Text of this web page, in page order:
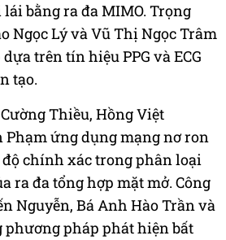
bằng ra đa MIMO. Trọng
Ngọc Lý và Vũ Thị Ngọc Trâm
trên tín hiệu PPG và ECG
tạo.
Thiều, Hồng Việt
Phạm ứng dụng mạng nơ ron
chính xác trong phân loại
ra đa tổng hợp mặt mở. Công
Nguyễn, Bá Anh Hào Trần và
pháp phát hiện bất